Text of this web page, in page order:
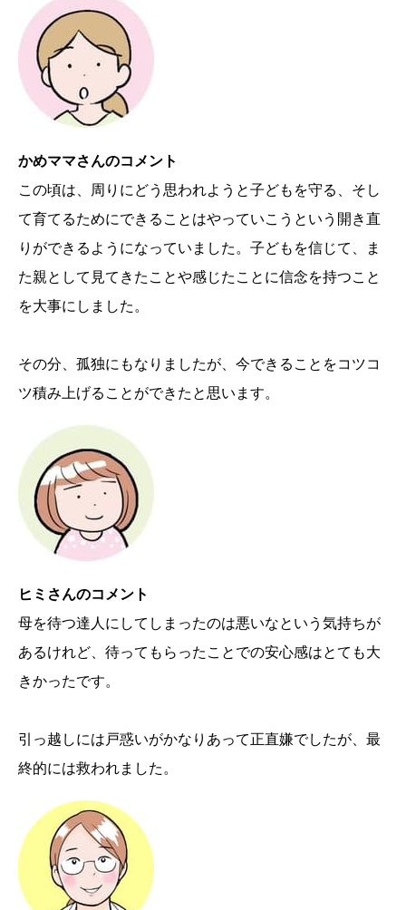
かめママさんのコメント
この頃は、周りにどう思われようと子どもを守る、そし
て育てるためにできることはやっていこうという開き直
りができるようになっていました。子どもを信じて、ま
た親として見てきたことや感じたことに信念を持つこと
を大事にしました。
その分、孤独にもなりましたが、今できることをコツコ
ツ積み上げることができたと思います。
ヒミさんのコメント
母を待つ達人にしてしまったのは悪いなという気持ちが
あるけれど、待ってもらったことでの安心感はとても大
きかったです。
引っ越しには戸惑いがかなりあって正直嫌でしたが、最
終的には救われました。